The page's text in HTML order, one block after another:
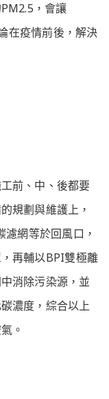
，會讓
在疫情前後，解決
前、中、後都要
規劃與維護上，
網等於回風口，
再輔以BPI雙極離
消除污染源，並
濃度，綜合以上
。